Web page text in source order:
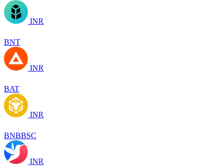
INR
BNT
INR
BAT
INR
BNBBSC
INR